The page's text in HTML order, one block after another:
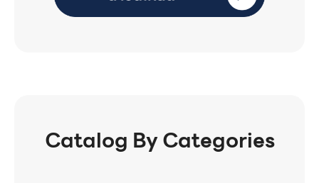
Catalog By Categories